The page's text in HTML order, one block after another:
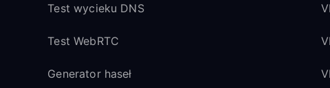
Test wycieku DNS
Test WebRTC
Generator haseł